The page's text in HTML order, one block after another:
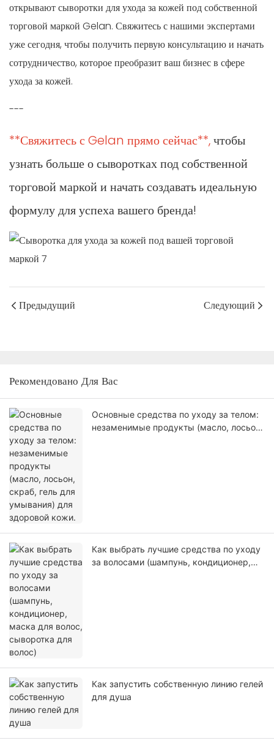
открывают сыворотки для ухода за кожей под собственной
торговой маркой Gelan. Свяжитесь с нашими экспертами
уже сегодня, чтобы получить первую консультацию и начать
сотрудничество, которое преобразит ваш бизнес в сфере
ухода за кожей.
---
**Свяжитесь с Gelan прямо сейчас**,чтобы
узнать больше о сыворотках под собственной
торговой маркой и начать создавать идеальную
формулу для успеха вашего бренда!
Предыдущий Следующий
Рекомендовано Для Вас
Основные средства по уходу за телом:
незаменимые продукты (масло, лосьон,
Как выбрать лучшие средства по уходу
за волосами (шампунь, кондиционер,
Как запустить собственную линию гелей
для душа